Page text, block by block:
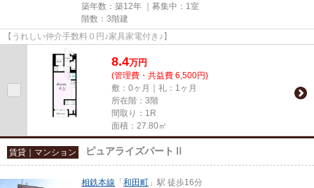
築年数：築12年 ｜募集中： 1室
階数：3階建
【うれしい仲介手数料０円♪家具家電付き♪】
8.4万円
(管理費・共益費 6,500円)
敷：0ヶ月｜礼：1ヶ月
所在階：3階
間取り：1R
面積：27.80㎡
賃貸｜マンション ピュアライズパートⅡ
相鉄本線 「 和田町 」駅 徒歩16分